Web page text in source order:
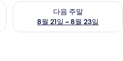
월 14일 ~ 8월 16일
다음 주말
8월 21일 ~ 8월 23일
다음 주말 예약 가능 여부 확인